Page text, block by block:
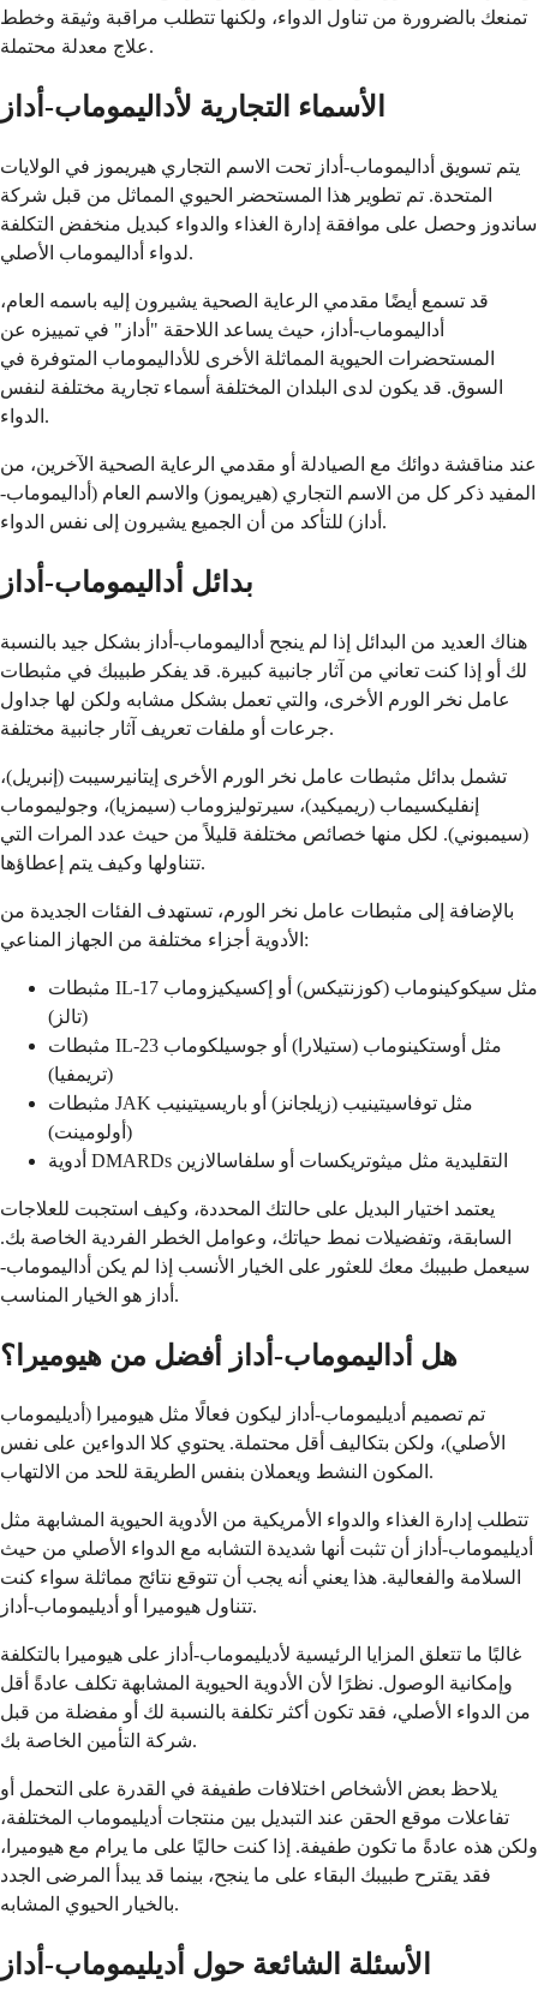
تمنعك بالضرورة من تناول الدواء، ولكنها تتطلب مراقبة وثيقة وخطط
علاج معدلة محتملة.
الأسماء التجارية لأداليموماب-أداز
يتم تسويق أداليموماب-أداز تحت الاسم التجاري هيريموز في الولايات
المتحدة. تم تطوير هذا المستحضر الحيوي المماثل من قبل شركة
ساندوز وحصل على موافقة إدارة الغذاء والدواء كبديل منخفض التكلفة
لدواء أداليموماب الأصلي.
قد تسمع أيضًا مقدمي الرعاية الصحية يشيرون إليه باسمه العام،
أداليموماب-أداز، حيث يساعد اللاحقة "أداز" في تمييزه عن
المستحضرات الحيوية المماثلة الأخرى للأداليموماب المتوفرة في
السوق. قد يكون لدى البلدان المختلفة أسماء تجارية مختلفة لنفس
الدواء.
عند مناقشة دوائك مع الصيادلة أو مقدمي الرعاية الصحية الآخرين، من
المفيد ذكر كل من الاسم التجاري (هيريموز) والاسم العام (أداليموماب-
أداز) للتأكد من أن الجميع يشيرون إلى نفس الدواء.
بدائل أداليموماب-أداز
هناك العديد من البدائل إذا لم ينجح أداليموماب-أداز بشكل جيد بالنسبة
لك أو إذا كنت تعاني من آثار جانبية كبيرة. قد يفكر طبيبك في مثبطات
عامل نخر الورم الأخرى، والتي تعمل بشكل مشابه ولكن لها جداول
جرعات أو ملفات تعريف آثار جانبية مختلفة.
تشمل بدائل مثبطات عامل نخر الورم الأخرى إيتانيرسيبت (إنبريل)،
إنفليكسيماب (ريميكيد)، سيرتوليزوماب (سيمزيا)، وجوليموماب
(سيمبوني). لكل منها خصائص مختلفة قليلاً من حيث عدد المرات التي
تتناولها وكيف يتم إعطاؤها.
بالإضافة إلى مثبطات عامل نخر الورم، تستهدف الفئات الجديدة من
الأدوية أجزاء مختلفة من الجهاز المناعي:
مثبطات IL-17 مثل سيكوكينوماب (كوزنتيكس) أو إكسيكيزوماب
(تالز)
مثبطات IL-23 مثل أوستكينوماب (ستيلارا) أو جوسيلكوماب
(تريمفيا)
مثبطات JAK مثل توفاسيتينيب (زيلجانز) أو باريسيتينيب
(أولومينت)
أدوية DMARDs التقليدية مثل ميثوتريكسات أو سلفاسالازين
يعتمد اختيار البديل على حالتك المحددة، وكيف استجبت للعلاجات
السابقة، وتفضيلات نمط حياتك، وعوامل الخطر الفردية الخاصة بك.
سيعمل طبيبك معك للعثور على الخيار الأنسب إذا لم يكن أداليموماب-
أداز هو الخيار المناسب.
هل أداليموماب-أداز أفضل من هيوميرا؟
تم تصميم أديليموماب-أداز ليكون فعالًا مثل هيوميرا (أديليموماب
الأصلي)، ولكن بتكاليف أقل محتملة. يحتوي كلا الدواءين على نفس
المكون النشط ويعملان بنفس الطريقة للحد من الالتهاب.
تتطلب إدارة الغذاء والدواء الأمريكية من الأدوية الحيوية المشابهة مثل
أديليموماب-أداز أن تثبت أنها شديدة التشابه مع الدواء الأصلي من حيث
السلامة والفعالية. هذا يعني أنه يجب أن تتوقع نتائج مماثلة سواء كنت
تتناول هيوميرا أو أديليموماب-أداز.
غالبًا ما تتعلق المزايا الرئيسية لأديليموماب-أداز على هيوميرا بالتكلفة
وإمكانية الوصول. نظرًا لأن الأدوية الحيوية المشابهة تكلف عادةً أقل
من الدواء الأصلي، فقد تكون أكثر تكلفة بالنسبة لك أو مفضلة من قبل
شركة التأمين الخاصة بك.
يلاحظ بعض الأشخاص اختلافات طفيفة في القدرة على التحمل أو
تفاعلات موقع الحقن عند التبديل بين منتجات أديليموماب المختلفة،
ولكن هذه عادةً ما تكون طفيفة. إذا كنت حاليًا على ما يرام مع هيوميرا،
فقد يقترح طبيبك البقاء على ما ينجح، بينما قد يبدأ المرضى الجدد
بالخيار الحيوي المشابه.
الأسئلة الشائعة حول أديليموماب-أداز